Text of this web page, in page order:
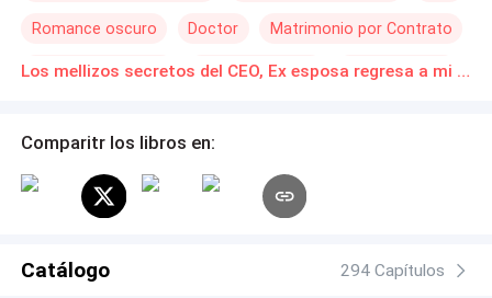
a por ella, condenando a Adriana al mismo miserable y
triste matrimonio.... ¿Adriana, quiero el divorcio? De
vientre a sus herederos, ¿Qué pasará cuando Donovan,
Romance oscuro Doctor Matrimonio por Contrato
Diferencia de Edad Poder Femenino Independiente Los mellizos secretos del CEO, Ex esposa regresa a mi lado Novelas Online Descarga gratuita de PDF
Comparitr los libros en:
Catálogo 294 Capítulos